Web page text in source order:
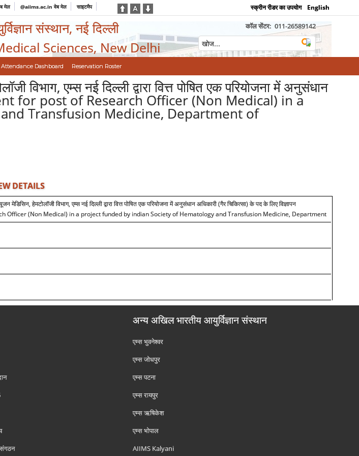
मेल @aiims.ac.in वेब मेल साइटमैप स्क्रीन रीडर का उपयोग English
संस्थान, नई दिल्ली
Sciences, New Delhi
कॉल सेंटर: 011-26589142
Attendance Dashboard Reservation Roster
विभाग, एम्स नई दिल्ली द्वारा वित्त पोषित एक परियोजना में अनुसंधान
for post of Research Officer (Non Medical) in a
Transfusion Medicine, Department of
DETAILS
हेमटोलॉजी विभाग, एम्स नई दिल्ली द्वारा वित्त पोषित एक परियोजना में अनुसंधान अधिकारी (गैर चिकित्सा) के पद के लिए विज्ञापन
Officer (Non Medical) in a project funded by indian Society of Hematology and Transfusion Medicine, Department
अन्य अखिल भारतीय आयुर्विज्ञान संस्थान
एम्‍स भुवनेश्वर
एम्‍स जोधपुर
एम्‍स पटना
एम्‍स रायपुर
एम्‍स ऋषिकेश
एम्‍स भोपाल
AIIMS Kalyani